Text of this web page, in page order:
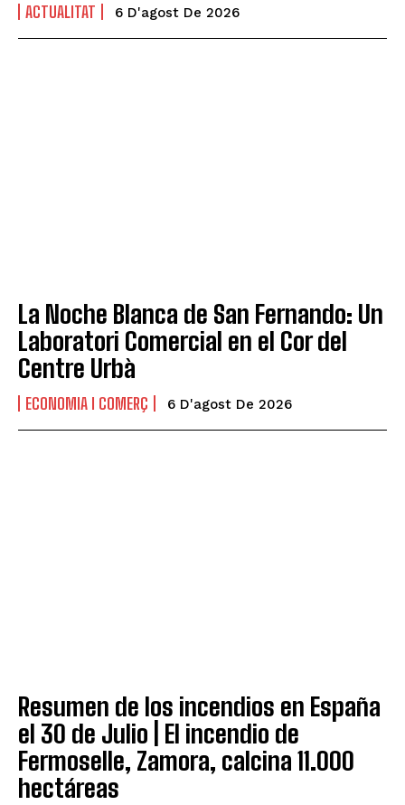
ACTUALITAT 6 D'agost De 2026
La Noche Blanca de San Fernando: Un
Laboratori Comercial en el Cor del
Centre Urbà
ECONOMIA I COMERÇ 6 D'agost De 2026
Resumen de los incendios en España
el 30 de Julio | El incendio de
Fermoselle, Zamora, calcina 11.000
hectáreas